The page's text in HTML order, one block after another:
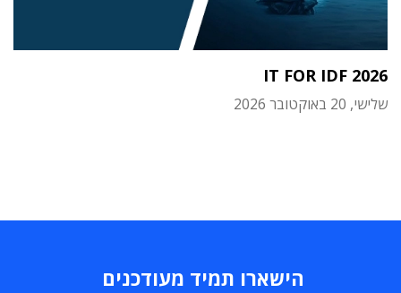
IT FOR IDF 2026
שלישי, 20 באוקטובר 2026
הישארו תמיד מעודכנים